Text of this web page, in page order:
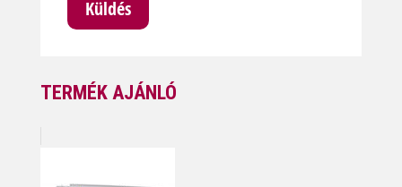
TERMÉK AJÁNLÓ